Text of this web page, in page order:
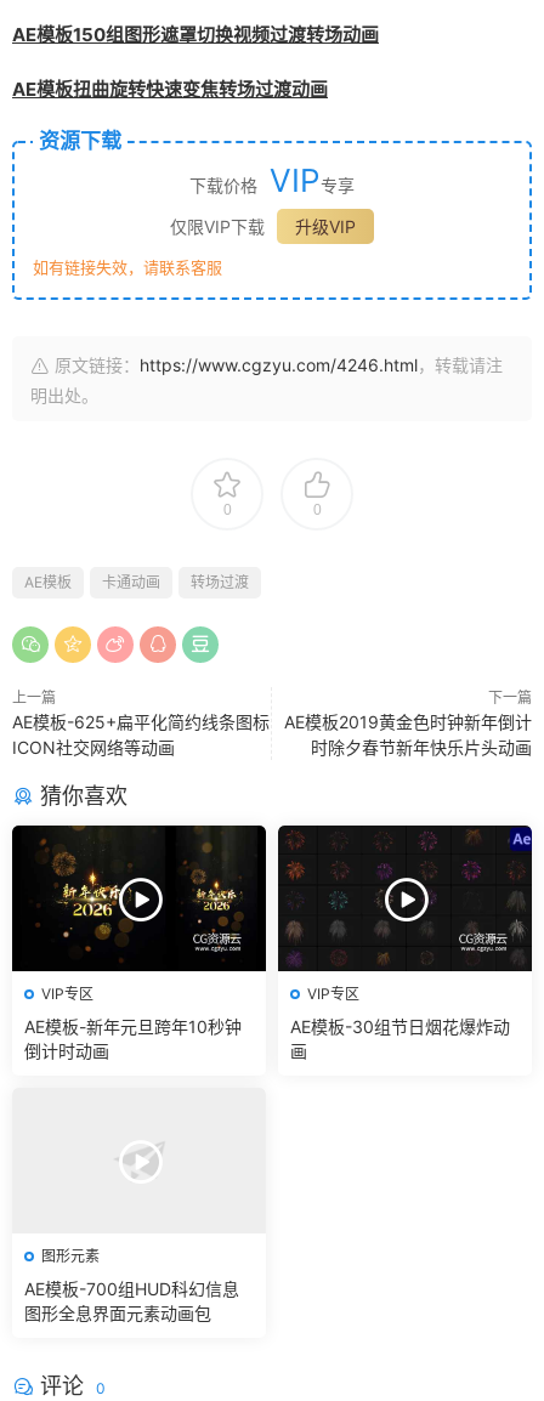
AE模板150组图形遮罩切换视频过渡转场动画
AE模板扭曲旋转快速变焦转场过渡动画
资源下载
下载价格 VIP专享
仅限VIP下载
升级VIP
如有链接失效，请联系客服
原文链接： https://www.cgzyu.com/4246.html，转载请注
明出处。
0 0
AE模板 卡通动画 转场过渡
上一篇
AE模板-625+扁平化简约线条图标
ICON社交网络等动画
下一篇
AE模板2019黄金色时钟新年倒计
时除夕春节新年快乐片头动画
猜你喜欢
VIP专区
AE模板-新年元旦跨年10秒钟
倒计时动画
VIP专区
AE模板-30组节日烟花爆炸动
画
图形元素
AE模板-700组HUD科幻信息
图形全息界面元素动画包
评论 0